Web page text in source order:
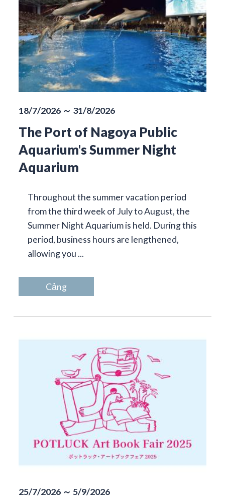
18/7/2026 ～ 31/8/2026
The Port of Nagoya Public
Aquarium's Summer Night
Aquarium
Throughout the summer vacation period
from the third week of July to August, the
Summer Night Aquarium is held. During this
period, business hours are lengthened,
allowing you ...
Cảng
25/7/2026 ～ 5/9/2026